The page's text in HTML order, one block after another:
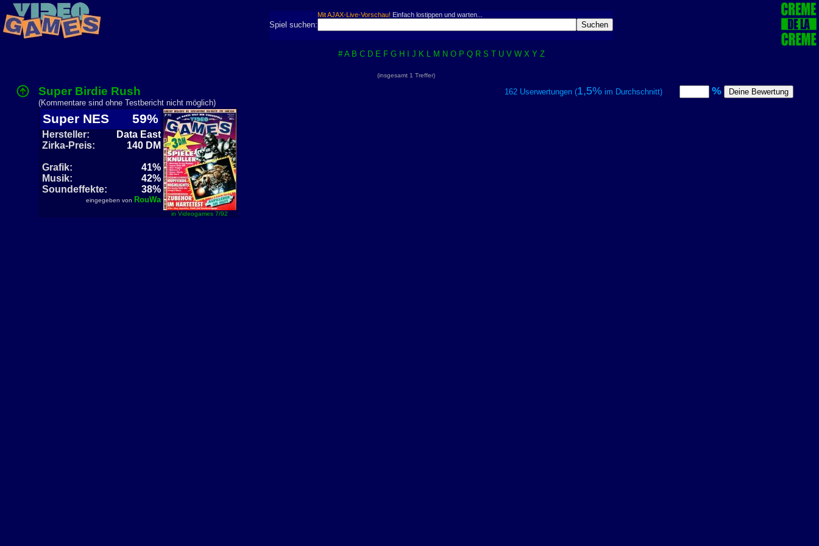
Mit AJAX-Live-Vorschau! Einfach lostippen und warten...
Spiel suchen:
# A B C D E F G H J K L M N O P Q R S T U V W X Y Z
(insgesamt 1 Treffer)
Super Birdie Rush 162 Userwertungen (1,5%im Durchschnitt) %
(Kommentare sind ohne Testbericht nicht möglich)
Super NES 59%
Hersteller:
Data East
Zirka-Preis:
140 DM
Grafik:
41%
Musik:
42%
Soundeffekte:
38%
eingegeben von RouWa
in Videogames 7/92